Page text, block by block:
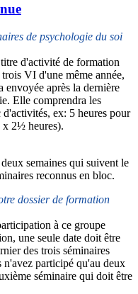
de psychologie du soi
d'activité de formation
VI d'une même année,
envoyée après la dernière
Elle comprendra les
ex: 5 heures pour
x 2½ heures).
semaines qui suivent le
reconnus en bloc.
dossier de formation
à ce groupe
une seule date doit être
des trois séminaires
participé qu'au deux
séminaire qui doit être